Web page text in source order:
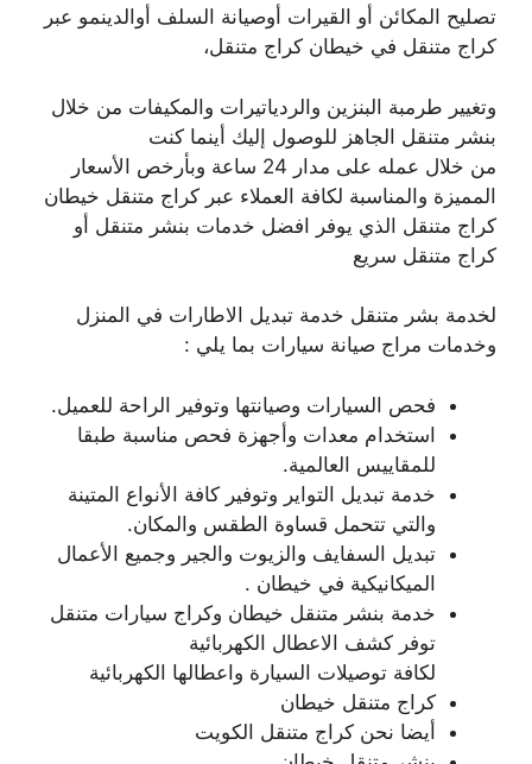
تصليح المكائن أو القيرات أوصيانة السلف أوالدينمو عبر
كراج متنقل في خيطان كراج متنقل،
وتغيير طرمبة البنزين والردياتيرات والمكيفات من خلال
بنشر متنقل الجاهز للوصول إليك أينما كنت
من خلال عمله على مدار 24 ساعة وبأرخص الأسعار
المميزة والمناسبة لكافة العملاء عبر كراج متنقل خيطان
كراج متنقل الذي يوفر افضل خدمات بنشر متنقل أو
كراج متنقل سريع
لخدمة بشر متنقل خدمة تبديل الاطارات في المنزل
وخدمات مراج صيانة سيارات بما يلي :
فحص السيارات وصيانتها وتوفير الراحة للعميل.
استخدام معدات وأجهزة فحص مناسبة طبقا
للمقاييس العالمية.
خدمة تبديل التواير وتوفير كافة الأنواع المتينة
والتي تتحمل قساوة الطقس والمكان.
تبديل السفايف والزيوت والجير وجميع الأعمال
الميكانيكية في خيطان .
خدمة بنشر متنقل خيطان وكراج سيارات متنقل
توفر كشف الاعطال الكهربائية
لكافة توصيلات السيارة واعطالها الكهربائية
كراج متنقل خيطان
أيضا نحن كراج متنقل الكويت